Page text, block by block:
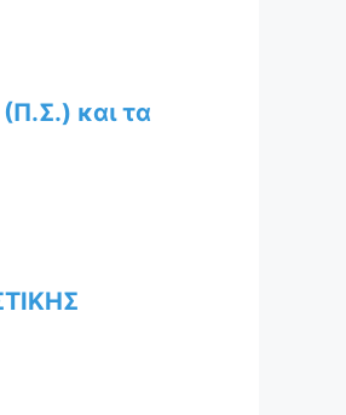
και τα